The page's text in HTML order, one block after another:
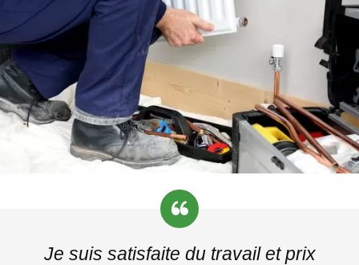
Je suis satisfaite du travail et prix